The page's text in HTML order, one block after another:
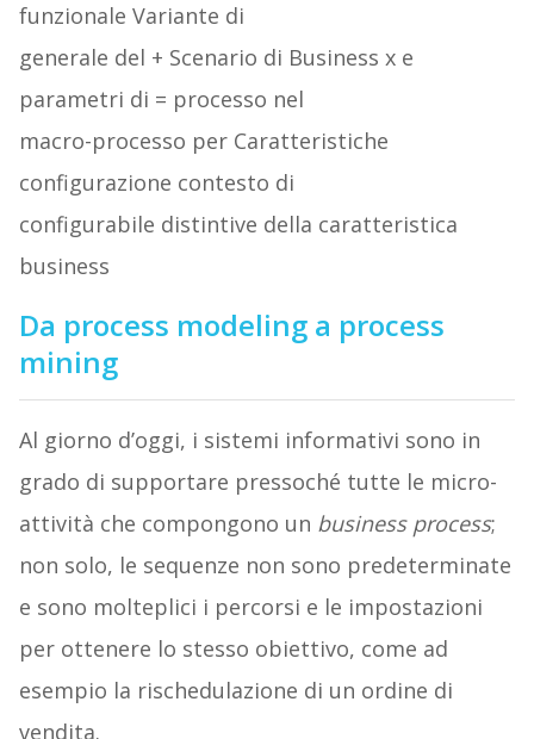
funzionale Variante di
generale del + Scenario di Business x e
parametri di = processo nel
macro-processo per Caratteristiche
configurazione contesto di
configurabile distintive della caratteristica
business
Da process modeling a process
mining
Al giorno d’oggi, i sistemi informativi sono in
grado di supportare pressoché tutte le micro-
attività che compongono un business process;
non solo, le sequenze non sono predeterminate
e sono molteplici i percorsi e le impostazioni
per ottenere lo stesso obiettivo, come ad
esempio la rischedulazione di un ordine di
vendita.